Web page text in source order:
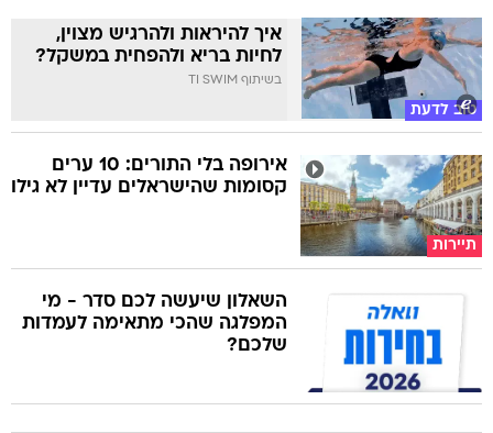
טוב לדעת
איך להיראות ולהרגיש מצוין,
לחיות בריא ולהפחית במשקל?
בשיתוף TI SWIM
תיירות
אירופה בלי התורים: 10 ערים
קסומות שהישראלים עדיין לא גילו
השאלון שיעשה לכם סדר - מי
המפלגה שהכי מתאימה לעמדות
שלכם?